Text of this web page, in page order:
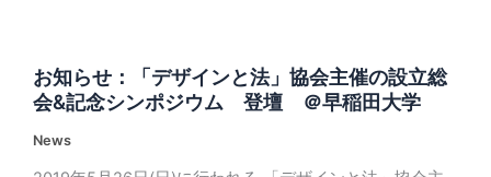
お知らせ：「デザインと法」協会主催の設立総
会&記念シンポジウム 登壇 ＠早稲田大学
News